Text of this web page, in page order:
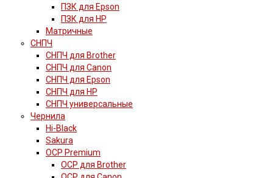
ПЗК для Epson
ПЗК для HP
Матричные
СНПЧ
СНПЧ для Brother
СНПЧ для Canon
СНПЧ для Epson
СНПЧ для HP
СНПЧ универсальные
Чернила
Hi-Black
Sakura
OCP Premium
OCP для Brother